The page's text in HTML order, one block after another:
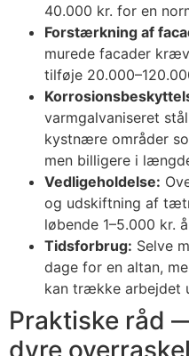
40.000 kr. for en
Forstærkning af
murede facader
tilføje
varmgalvaniseret
kystnære områder
men billigere i
Vedligeholdelse:
og udskiftning af
løbende 1–5.000 kr.
Tidsforbrug: Selve
dage for en altan,
kan trække arbejdet
Praktiske råd
dyre